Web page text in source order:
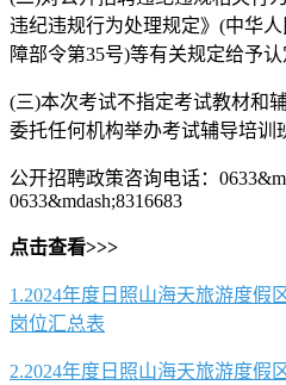
违纪违规行为处理规定》(中华
障部令第35号)等有关规定给予认
(三)本次考试不指定考试教材和
委托任何机构举办考试辅导培训
公开招聘政策咨询电话：
0633&mdash;8316683
点击查看>>>
1.2024年度日照山海天旅游度假
岗位汇总表
2.2024年度日照山海天旅游度假